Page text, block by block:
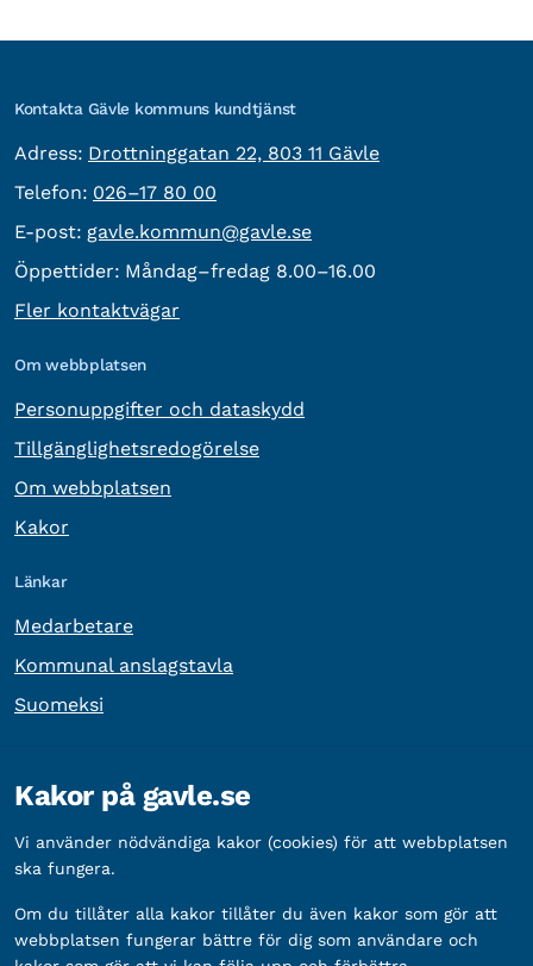
Kontakta Gävle kommuns kundtjänst
Adress: besöksadress:
Drottninggatan 22, 803 11 Gävle
Telefon: Telefon:
026–17 80 00
E-post: E-post:
gavle.kommun@gavle.se
Öppettider: Måndag–fredag 8.00–16.00
Fler kontaktvägar
Om webbplatsen
Personuppgifter och dataskydd
Tillgänglighetsredogörelse
Om webbplatsen
Kakor
Länkar
Medarbetare
Kommunal anslagstavla
Suomeksi
Organisationsnummer: 212000-2338
Bankgironummer: 5888-2333
Kakor på gavle.se
Vi använder nödvändiga kakor (cookies) för att webbplatsen
ska fungera.
Om du tillåter alla kakor tillåter du även kakor som gör att
webbplatsen fungerar bättre för dig som användare och